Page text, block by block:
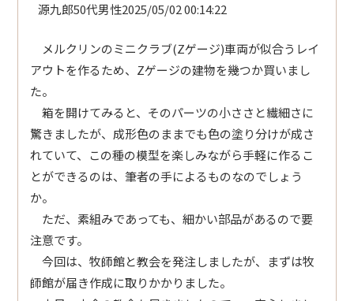
源九郎50代男性2025/05/02 00:14:22
メルクリンのミニクラブ(Zゲージ)車両が似合うレイ
アウトを作るため、Zゲージの建物を幾つか買いまし
た。
箱を開けてみると、そのパーツの小ささと繊細さに
驚きましたが、成形色のままでも色の塗り分けが成さ
れていて、この種の模型を楽しみながら手軽に作るこ
とができるのは、筆者の手によるものなのでしょう
か。
ただ、素組みであっても、細かい部品があるので要
注意です。
今回は、牧師館と教会を発注しましたが、まずは牧
師館が届き作成に取りかかりました。